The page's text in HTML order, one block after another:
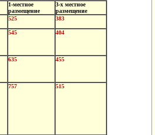
1-местное
размещение
3-х местное
размещение
525 383
545 404
635 455
757 515